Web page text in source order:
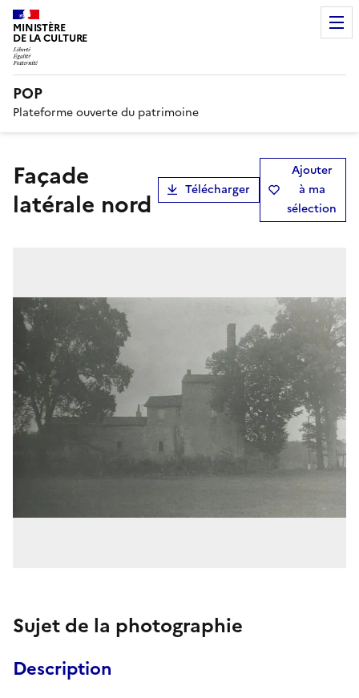
MINISTÈRE
DE LA CULTURE
POP
Plateforme ouverte du patrimoine
façade
latérale nord
Télécharger
Ajouter
à ma
sélection
Sujet de la photographie
Description